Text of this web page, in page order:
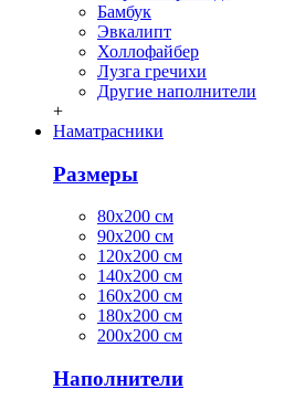
Бамбук
Эвкалипт
Холлофайбер
Лузга гречихи
Другие наполнители
+
Наматрасники
Размеры
80х200 см
90х200 см
120х200 см
140х200 см
160х200 см
180х200 см
200х200 см
Наполнители